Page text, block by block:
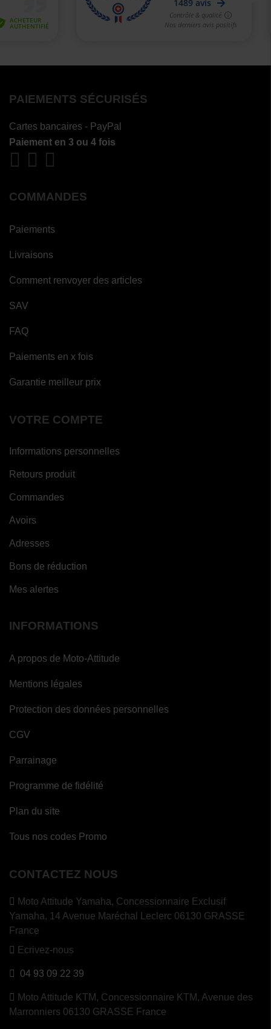
PAIEMENTS SÉCURISÉS
Cartes bancaires - PayPal
Paiement en 3 ou 4 fois
COMMANDES
Paiements
Livraisons
Comment renvoyer des articles
SAV
FAQ
Paiements en x fois
Garantie meilleur prix
VOTRE COMPTE
Informations personnelles
Retours produit
Commandes
Avoirs
Adresses
Bons de réduction
Mes alertes
INFORMATIONS
A propos de Moto-Attitude
Mentions légales
Protection des données personnelles
CGV
Parrainage
Programme de fidélité
Plan du site
Tous nos codes Promo
CONTACTEZ NOUS
Moto Attitude Yamaha, Concessionnaire Exclusif
Yamaha, 14 Avenue Maréchal Leclerc 06130 GRASSE
France
Ecrivez-nous
04 93 09 22 39
Moto Attitude KTM, Concessionnaire KTM, Avenue des
Marronniers 06130 GRASSE France